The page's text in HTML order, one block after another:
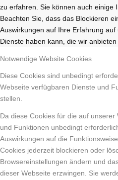
zu erfahren. Sie können auch einige
Beachten Sie, dass das Blockieren
Auswirkungen auf Ihre Erfahrung
Dienste haben kann, die wir anbieten
Notwendige Website Cookies
Diese Cookies sind unbedingt
Webseite verfügbaren Dienste und
stellen.
Da diese Cookies für die auf
und Funktionen unbedingt
Auswirkungen auf die
Cookies jederzeit blockieren oder
Browsereinstellungen ändern und
dieser Webseite erzwingen. Sie